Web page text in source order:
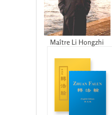
Maître Li Hongzhi